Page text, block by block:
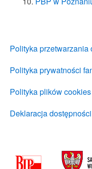
Polityka przetwarzania
Polityka prywatności
Polityka plików cookies
Deklaracja dostępności